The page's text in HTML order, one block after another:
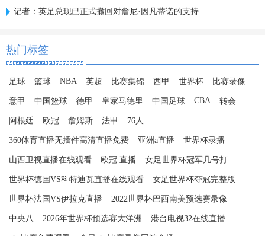
记者：英足总现已正式撤回对詹尼·因凡蒂诺的支持
热门标签
足球 篮球 NBA 英超 比赛集锦 西甲 世界杯 比赛录像
意甲 中国篮球 德甲 皇家马德里 中国足球 CBA 转会
阿根廷 欧冠 詹姆斯 法甲 76人
360体育直播无插件高清直播免费 亚洲a直播 世界杯录播
山西卫视直播在线观看 欧冠 直播 女足世界杯冠军几号打
世界杯德国VS科特迪瓦直播在线观看 女足世界杯夺冠完整版
世界杯法国VS伊拉克直播 2022世界杯巴西南美预选赛录像
中央八 2026年世界杯预选赛大洋洲 港台电视32在线直播